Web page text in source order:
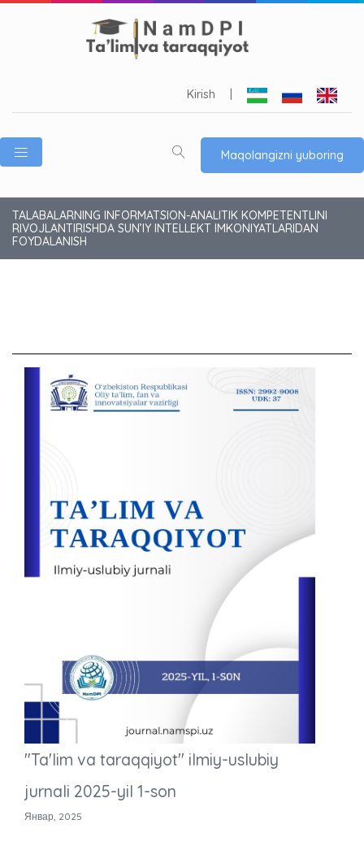
Kirish
Maqolangizni yuboring
TALABALARNING INFORMATSION-ANALITIK KOMPETENTLINI
RIVOJLANTIRISHDA SUN’IY INTELLEKT IMKONIYATLARIDAN
FOYDALANISH
"Ta'lim va taraqqiyot" ilmiy-uslubiy
jurnali 2025-yil 1-son
Январ, 2025